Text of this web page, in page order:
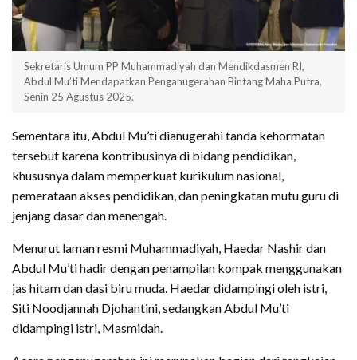
Sekretaris Umum PP Muhammadiyah dan Mendikdasmen RI,
Abdul Mu’ti Mendapatkan Penganugerahan Bintang Maha Putra,
Senin 25 Agustus 2025.
Sementara itu, Abdul Mu’ti dianugerahi tanda kehormatan
tersebut karena kontribusinya di bidang pendidikan,
khususnya dalam memperkuat kurikulum nasional,
pemerataan akses pendidikan, dan peningkatan mutu guru di
jenjang dasar dan menengah.
Menurut laman resmi Muhammadiyah, Haedar Nashir dan
Abdul Mu’ti hadir dengan penampilan kompak menggunakan
jas hitam dan dasi biru muda. Haedar didampingi oleh istri,
Siti Noodjannah Djohantini, sedangkan Abdul Mu’ti
didampingi istri, Masmidah.